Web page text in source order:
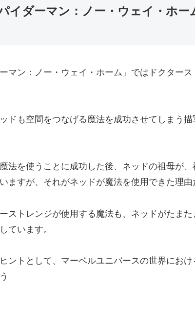
イダーマン：ノー・ウェイ・ホ
マン：ノー・ウェイ・ホーム」ではドクター
ドも空間をつなげる魔法を成功させてしまう描
法を使うことに成功した後、ネッドの祖母が
ますが、それがネッドが魔法を使用できた理由
ストレンジが使用する魔法も、ネッドがたま
ています。
ントとして、マーベルユニバースの世界にお